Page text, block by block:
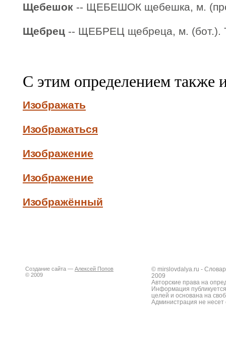
Щебешок -- ЩЕБЕШОК щебешка, м.
Щебрец -- ЩЕБРЕЦ щебреца, м. (бот.).
С этим определением также
Изображать
Изображаться
Изображение
Изображение
Изображённый
Создание сайта — Алексей Попов
© 2009
© mirslovdalya.ru -
2009
Авторские права на
Информация
целей и основана на
Администрация не несет